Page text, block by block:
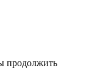
продолжить